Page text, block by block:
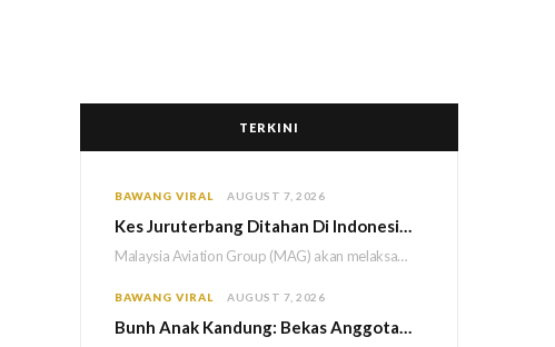
TERKINI
BAWANG VIRAL AUGUST 7, 2026
Kes Juruterbang Ditahan Di Indonesia, MAG Wajibkan Saringan Dadah 1,260 Juruterbang Malaysia Airlines
Malaysia Aviation Group (MAG) akan melaksanakan saringan dadah mandatori terhadap semua juruterbang Malaysia Airlines sebagai…
BAWANG VIRAL AUGUST 7, 2026
Bunh Anak Kandung: Bekas Anggota Tentera Terlepas Hukuman M